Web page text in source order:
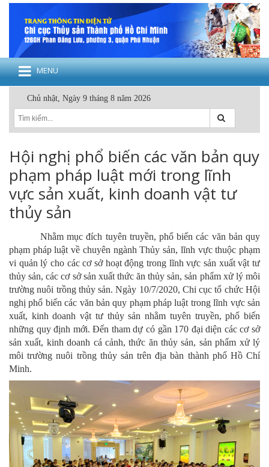
MENU
Chủ nhật, Ngày 9 tháng 8 năm 2026
Hội nghị phổ biến các văn bản quy
phạm pháp luật mới trong lĩnh
vực sản xuất, kinh doanh vật tư
thủy sản
Nhằm mục đích tuyên truyền, phổ biến các văn bản quy
phạm pháp luật về chuyên ngành Thủy sản, lĩnh vực thuộc phạm
vi quản lý cho các cơ sở hoạt động trong lĩnh vực sản xuất vật tư
thủy sản, các cơ sở sản xuất thức ăn thủy sản, sản phẩm xử lý môi
trường nuôi trồng thủy sản. Ngày 10/7/2020, Chi cục tổ chức Hội
nghị phổ biến các văn bản quy phạm pháp luật trong lĩnh vực sản
xuất, kinh doanh vật tư thủy sản nhằm tuyên truyền, phổ biến
những quy định mới. Đến tham dự có gần 170 đại diện các cơ sở
sản xuất, kinh doanh cá cảnh, thức ăn thủy sản, sản phẩm xử lý
môi trường nuôi trồng thủy sản trên địa bàn thành phố Hồ Chí
Minh.